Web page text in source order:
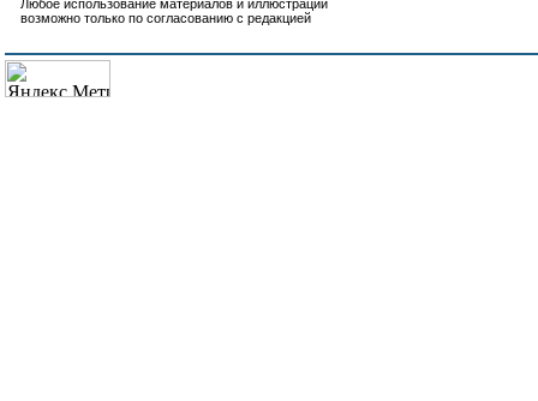
Любое использование материалов и иллюстраций
возможно только по согласованию с редакцией